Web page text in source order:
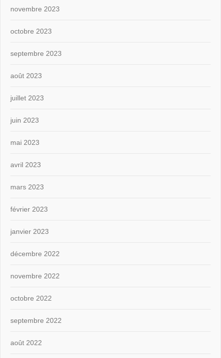
novembre 2023
octobre 2023
septembre 2023
août 2023
juillet 2023
juin 2023
mai 2023
avril 2023
mars 2023
février 2023
janvier 2023
décembre 2022
novembre 2022
octobre 2022
septembre 2022
août 2022